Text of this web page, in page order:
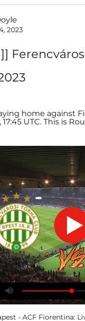
2023
home against
17:45 UTC. This is
- ACF Fiorentina: